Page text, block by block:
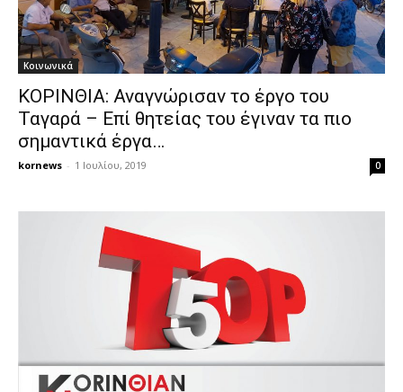
Κοινωνικά
ΚΟΡΙΝΘΙΑ: Αναγνώρισαν το έργο του
Ταγαρά – Επί θητείας του έγιναν τα πιο
σημαντικά έργα…
kornews - 1 Ιουλίου, 2019 0